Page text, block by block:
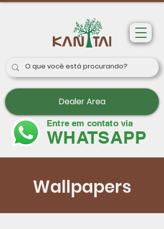
Dealer Area
Entre em contato via
WHATSAPP
Wallpapers